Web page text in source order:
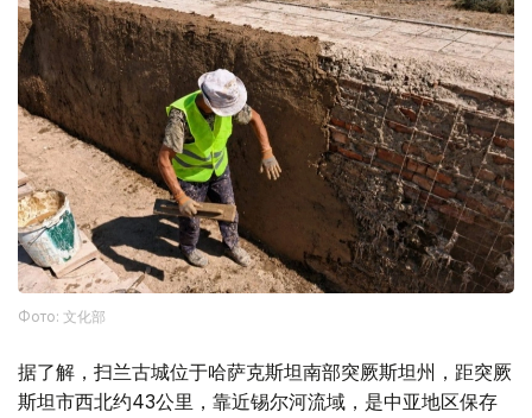
Фото: 文化部
据了解，扫兰古城位于哈萨克斯坦南部突厥斯坦州，距突厥
斯坦市西北约43公里，靠近锡尔河流域，是中亚地区保存